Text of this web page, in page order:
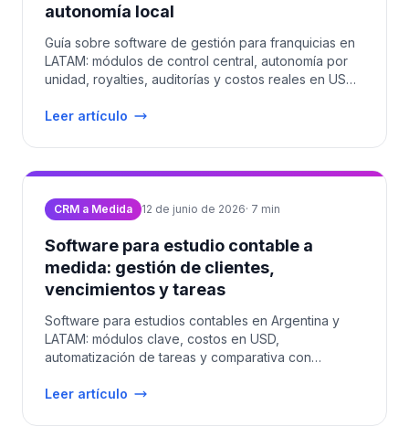
autonomía local
Guía sobre software de gestión para franquicias en
LATAM: módulos de control central, autonomía por
unidad, royalties, auditorías y costos reales en USD
Leer artículo
CRM a Medida 12 de junio de 2026· 7 min
Software para estudio contable a
medida: gestión de clientes,
vencimientos y tareas
Software para estudios contables en Argentina y
LATAM: módulos clave, costos en USD,
automatización de tareas y comparativa con
Leer artículo